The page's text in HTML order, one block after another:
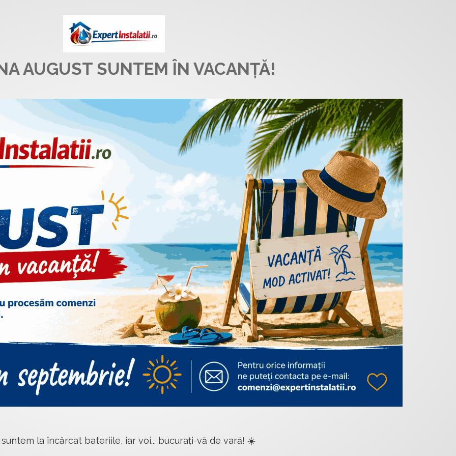
AUGUST SUNTEM ÎN VACANȚĂ!
suntem la încărcat bateriile, iar voi... bucurați-vă de vară! ☀️